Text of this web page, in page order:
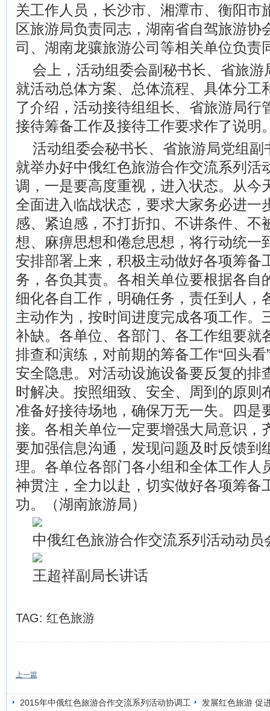
关工作人员，长沙市、湘潭市、衡阳市
区旅游局负责同志，湖南省自驾旅游协
司、湖南龙骧旅游公司等相关单位负责
会上，活动组委会副秘书长、省旅游
就活动总体方案、总体流程、具体分工
了介绍，活动接待组组长、省旅游局行
接待筹备工作及接待工作要求作了说明
活动组委会秘书长、省旅游局党组副
就举办好中俄红色旅游合作交流系列活
调，一是要高度重视，进入状态。从今
全面进入临战状态，要求大家务必进一
感、紧迫感，不打折扣、不讲条件、不
想、麻痹思想和倦怠思想，将行动统一
安排部署上来，积极主动做好各项筹备
务，各负其责。各相关单位要根据各自
细化各自工作，明确任务，责任到人，
主动作为，按时间进度完成各项工作。
补缺。各单位、各部门、各工作组要就
排查和演练，对前期的筹备工作“回头看
安全隐患。对活动设施设备要反复的排
时解决。按照细致、安全、周到的原则
准备好接待场地，确保万无一失。四是
接。各相关单位一定要增强大局意识，
要加强信息沟通，发现问题及时反馈到
理。各单位各部门各小组和全体工作人
神贯注，全力以赴，切实做好各项筹备
功。（湖南旅游局）
中俄红色旅游合作交流系列活动动员
王超祥副局长讲话
TAG: 红色旅游
上一篇
2015年中俄红色旅游合作交流系列活动协调工
发展红色旅游 促